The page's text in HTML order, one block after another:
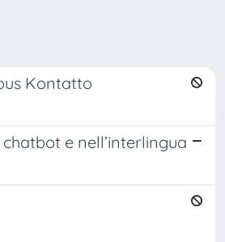
Kontatto
e nell’interlingua